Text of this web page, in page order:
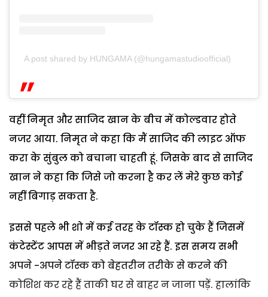
A post shared by HUNGAMA (@hungamastudioofficial)
वहीं निमृत और साजिद खान के बीच में कोल्डवार होते
नजर आया. निमृत ने कहा कि मैं साजिद की लाइट ऑफ
करा के सुंबुल को बचाना चाहती हूं. जिसके बाद से साजिद
खान ने कहा कि जिसे जो करना है कर लें मेरे कुछ कोई
नहीं बिगाड़ सकता है.
इससे पहले भी शो में कई तरह के टॉस्क हो चुके हैं जिसमें
कंटेस्टेंट आपस में भीड़ते नजर आ रहे हैं. इस समय सभी
अपने -अपने टॉस्क को बेहतरीन तरीके से करने की
कोशिश कर रहे हैं ताकी घर से बाहर न जाना पड़ें. हालांकि